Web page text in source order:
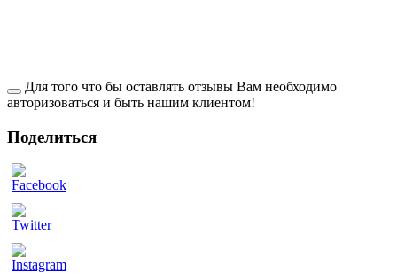
Для того что бы оставлять отзывы Вам необходимо
авторизоваться и быть нашим клиентом!
Поделиться